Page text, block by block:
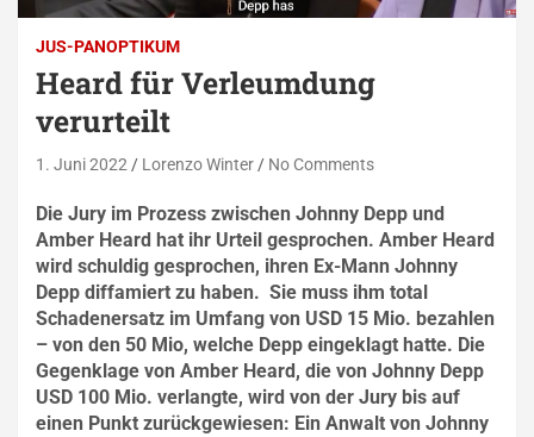
JUS-PANOPTIKUM
Heard für Verleumdung
verurteilt
1. Juni 2022 Lorenzo Winter No Comments
Die Jury im Prozess zwischen Johnny Depp und
Amber Heard hat ihr Urteil gesprochen. Amber Heard
wird schuldig gesprochen, ihren Ex-Mann Johnny
Depp diffamiert zu haben. Sie muss ihm total
Schadenersatz im Umfang von USD 15 Mio. bezahlen
– von den 50 Mio, welche Depp eingeklagt hatte. Die
Gegenklage von Amber Heard, die von Johnny Depp
USD 100 Mio. verlangte, wird von der Jury bis auf
einen Punkt zurückgewiesen: Ein Anwalt von Johnny